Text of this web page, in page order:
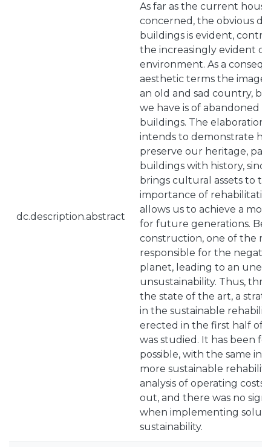
dc.description.abstract
As far as the current
concerned, the obvious
buildings is evident,
the increasingly evident
environment. As a
aesthetic terms the image
an old and sad country,
we have is of abandoned
buildings. The elaboration
intends to demonstrate
preserve our heritage,
buildings with history,
brings cultural assets to
importance of
allows us to achieve a
for future generations.
construction, one of the
responsible for the
planet, leading to an
unsustainability. Thus,
the state of the art, a
in the sustainable
erected in the first half of
was studied. It has been
possible, with the same
more sustainable
analysis of operating costs
out, and there was no
when implementing
sustainability.